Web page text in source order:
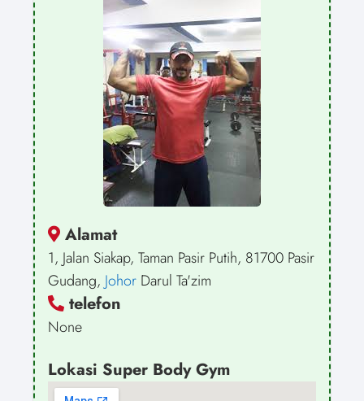
Alamat
1, Jalan Siakap, Taman Pasir Putih, 81700 Pasir
Gudang, Johor Darul Ta'zim
telefon
None
Lokasi Super Body Gym